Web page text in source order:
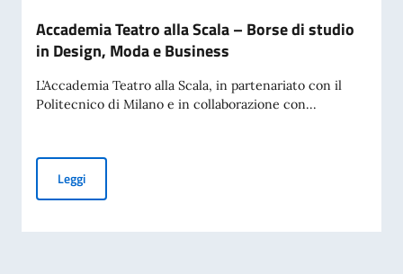
Accademia Teatro alla Scala – Borse di studio
in Design, Moda e Business
L’Accademia Teatro alla Scala, in partenariato con il
Politecnico di Milano e in collaborazione con...
LeggiAccademia Teatro alla Scala – Borse di studio in Design,